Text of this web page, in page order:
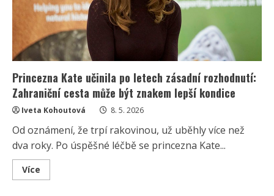
Princezna Kate učinila po letech zásadní rozhodnutí:
Zahraniční cesta může být znakem lepší kondice
Iveta Kohoutová 8. 5. 2026
Od oznámení, že trpí rakovinou, už uběhly více než
dva roky. Po úspěšné léčbě se princezna Kate...
Více
more